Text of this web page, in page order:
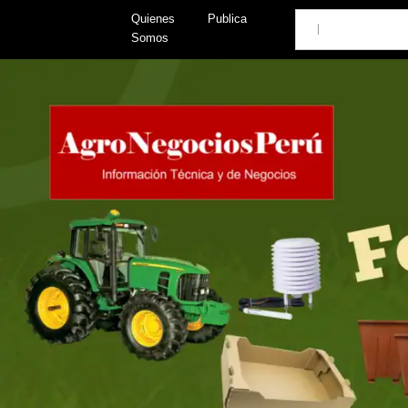
content
Quienes
Somos
Publica